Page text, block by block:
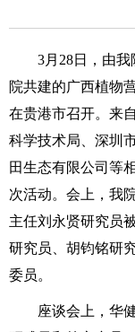
3月28日，由
院共建的广西植物
在贵港市召开。来
科学技术局、深圳
田生态有限公司等
次活动。会上，我
主任刘永贤研究员
研究员、胡钧铭研
委员。
座谈会上，华